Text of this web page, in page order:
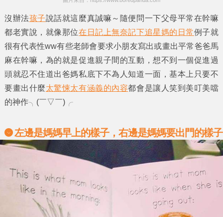
沒辦法孩子說話就這麼真誠嘛～隨便問一下父母平常在幹嘛
都老實說，就像那位在日記上無奈記下追星媽的日常例子就
很有代表性ww有些老師會要求小朋友寫出或畫出平常爸爸馬
麻在幹嘛，為的就是促進親子間的互動，想不到一個促進過
頭就忍不住道出爸媽私底下不為人知道一面，基本上只要不
要畫出什麼太驚悚太有涵義的內容都會是讓人笑到美叮美噹
的神作╮(￣▽￣)╭
左邊是媽媽早上的樣子，右邊是媽媽要出門的樣子